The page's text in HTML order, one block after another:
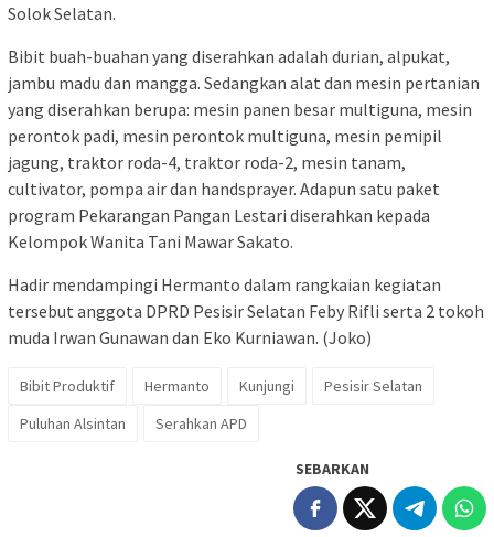
Solok Selatan.
Bibit buah-buahan yang diserahkan adalah durian, alpukat,
jambu madu dan mangga. Sedangkan alat dan mesin pertanian
yang diserahkan berupa: mesin panen besar multiguna, mesin
perontok padi, mesin perontok multiguna, mesin pemipil
jagung, traktor roda-4, traktor roda-2, mesin tanam,
cultivator, pompa air dan handsprayer. Adapun satu paket
program Pekarangan Pangan Lestari diserahkan kepada
Kelompok Wanita Tani Mawar Sakato.
Hadir mendampingi Hermanto dalam rangkaian kegiatan
tersebut anggota DPRD Pesisir Selatan Feby Rifli serta 2 tokoh
muda Irwan Gunawan dan Eko Kurniawan. (Joko)
Bibit Produktif Hermanto Kunjungi
Pesisir Selatan
Puluhan Alsintan
Serahkan APD
SEBARKAN